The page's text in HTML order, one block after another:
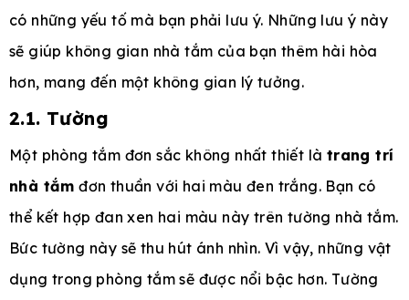
có những yếu tố mà bạn phải lưu ý. Những lưu ý này
sẽ giúp không gian nhà tắm của bạn thêm hài hòa
hơn, mang đến một không gian lý tưởng.
2.1. Tường
Một phòng tắm đơn sắc không nhất thiết là trang trí
nhà tắm đơn thuần với hai màu đen trắng. Bạn có
thể kết hợp đan xen hai màu này trên tường nhà tắm.
Bức tường này sẽ thu hút ánh nhìn. Vì vậy, những vật
dụng trong phòng tắm sẽ được nổi bậc hơn. Tường